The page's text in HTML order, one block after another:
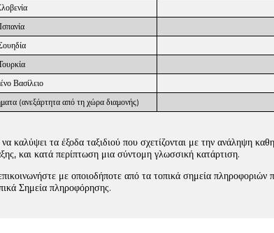
Ισπανία
Βασίλειο
(ανεξάρτητα από τη χώρα διαμονής)
καλύψει τα έξοδα ταξιδιού που σχετίζονται με την ανάληψη
και κατά περίπτωση μια σύντομη γλωσσική κατάρτιση.
με οποιοδήποτε από τα τοπικά σημεία πληροφοριών
Σημεία πληροφόρησης.